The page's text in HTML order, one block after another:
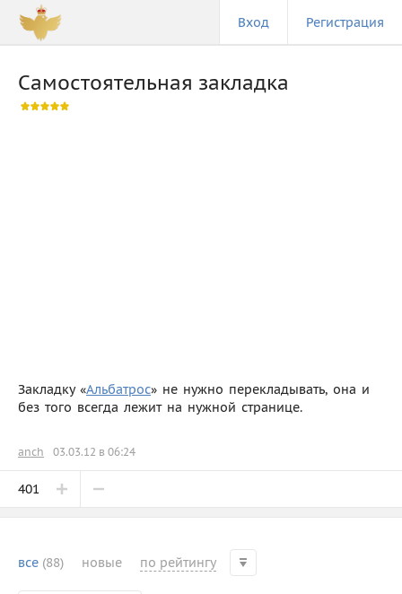
Вход Регистрация
Самостоятельная закладка
Закладку «Альбатрос» не нужно перекладывать, она и
без того всегда лежит на нужной странице.
anch 03.03.12 в 06:24
401
все (88) новые по рейтингу